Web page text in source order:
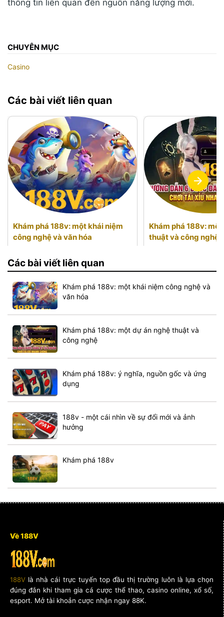
thông tin liên quan đến nguồn năng lượng mới.
CHUYÊN MỤC
Casino
Các bài viết liên quan
Khám phá 188v: một khái niệm
công nghệ và văn hóa
Khám phá 188v:
thuật và công nghệ
Các bài viết liên quan
Khám phá 188v: một khái niệm công nghệ và
văn hóa
Khám phá 188v: một dự án nghệ thuật và
công nghệ
Khám phá 188v: ý nghĩa, nguồn gốc và ứng
dụng
188v - một cái nhìn về sự đổi mới và ảnh
hưởng
Khám phá 188v
Về 188V
188V là nhà cái trực tuyến top đầu thị trường luôn là lựa chọn
đúng đắn khi tham gia cá cược thể thao, casino online, xổ số,
esport. Mở tài khoản cược nhận ngay 88K.